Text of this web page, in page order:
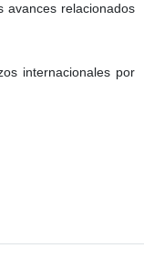
avances relacionados
internacionales por